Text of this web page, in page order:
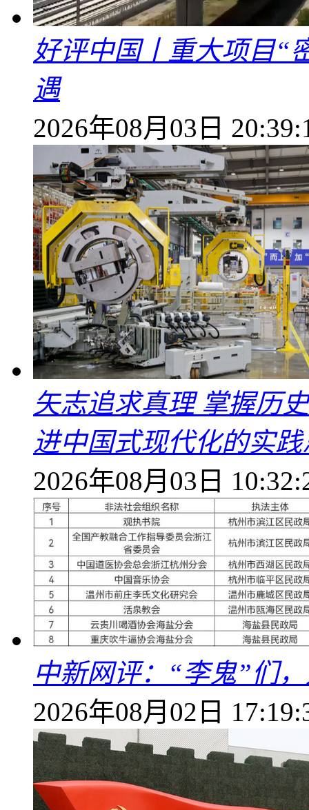
好评中国丨重大项目“
遇
2026年08月03日
矢志追求真理 掌握历
进中国式现代化的实
2026年08月03日
中新网评：“李鬼”们
2026年08月02日